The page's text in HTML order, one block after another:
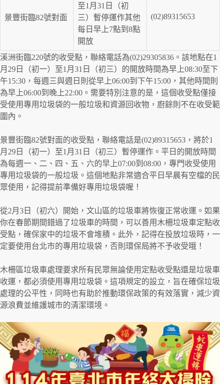
景豐街臨82號對面
至1月31日（初
三）暫停運作其他
每日早上7點到8點
開放
(02)89315653
溪洲街臨220號的收受點，聯絡電話為(02)29305836。該地點在1
月29日（初一）至1月31日（初三）的開放時間為早上08:30至下
午15:30，每週三與週日則從早上06:00到下午15:00，其他時間則
為早上06:00到晚上22:00。需要特別注意的是，這個收受點僅接
受使用專用垃圾袋的一般垃圾和資源回收物，廚餘則不在收受範
圍內。
景豐街臨82號對面的收受點，聯絡電話是(02)89315653，將於1
月29日（初一）至1月31日（初三）暫停運作。平日的開放時間
為每週一、二、四、五、六的早上07:00到08:00，專門收受使用
專用垃圾袋的一般垃圾。這個地點非常適合平日早晨有空檔的民
眾使用，記得提前準備好專用垃圾袋喔！
從2月3日（初六）開始，文山區的垃圾車將恢復正常收運。如果
你在春節期間錯過了垃圾車的時間，可以善用木柵垃圾車定點收
受點，確保家中的垃圾不會堆積。此外，記得在投放垃圾時，一
定要使用台北市的專用垃圾袋，否則環保局將不予收受哦！
木柵區垃圾車處理要求所有民眾無論使用定點收受點還是垃圾車
收運，都必須使用專用垃圾袋。這項規定的設立，旨在確保垃圾
處理的公平性，同時也有助於推動環保政策的有效落實，減少資
源浪費並維護城市的清潔環境。